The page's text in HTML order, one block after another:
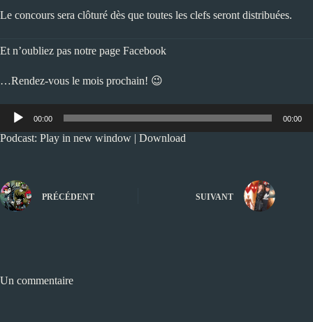
Le concours sera clôturé dès que toutes les clefs seront distribuées.
Et n’oubliez pas notre page Facebook
…Rendez-vous le mois prochain! 😉
Lecteur
audio
00:00 00:00
Podcast: Play in new window | Download
PRÉCÉDENT SUIVANT
Un commentaire